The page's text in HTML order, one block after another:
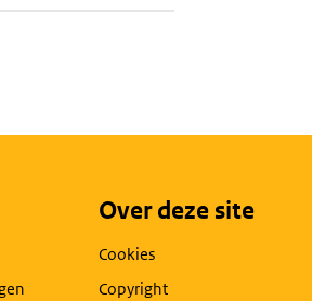
Over deze site
Cookies
Copyright